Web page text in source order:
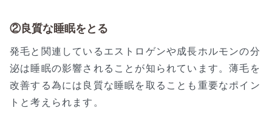
②良質な睡眠をとる
発毛と関連しているエストロゲンや成長ホルモンの分
泌は睡眠の影響されることが知られています。薄毛を
改善する為には良質な睡眠を取ることも重要なポイン
トと考えられます。